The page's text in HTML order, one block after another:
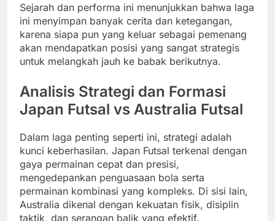
Sejarah dan performa ini menunjukkan bahwa laga
ini menyimpan banyak cerita dan ketegangan,
karena siapa pun yang keluar sebagai pemenang
akan mendapatkan posisi yang sangat strategis
untuk melangkah jauh ke babak berikutnya.
Analisis Strategi dan Formasi
Japan Futsal vs Australia Futsal
Dalam laga penting seperti ini, strategi adalah
kunci keberhasilan. Japan Futsal terkenal dengan
gaya permainan cepat dan presisi,
mengedepankan penguasaan bola serta
permainan kombinasi yang kompleks. Di sisi lain,
Australia dikenal dengan kekuatan fisik, disiplin
taktik, dan serangan balik yang efektif.